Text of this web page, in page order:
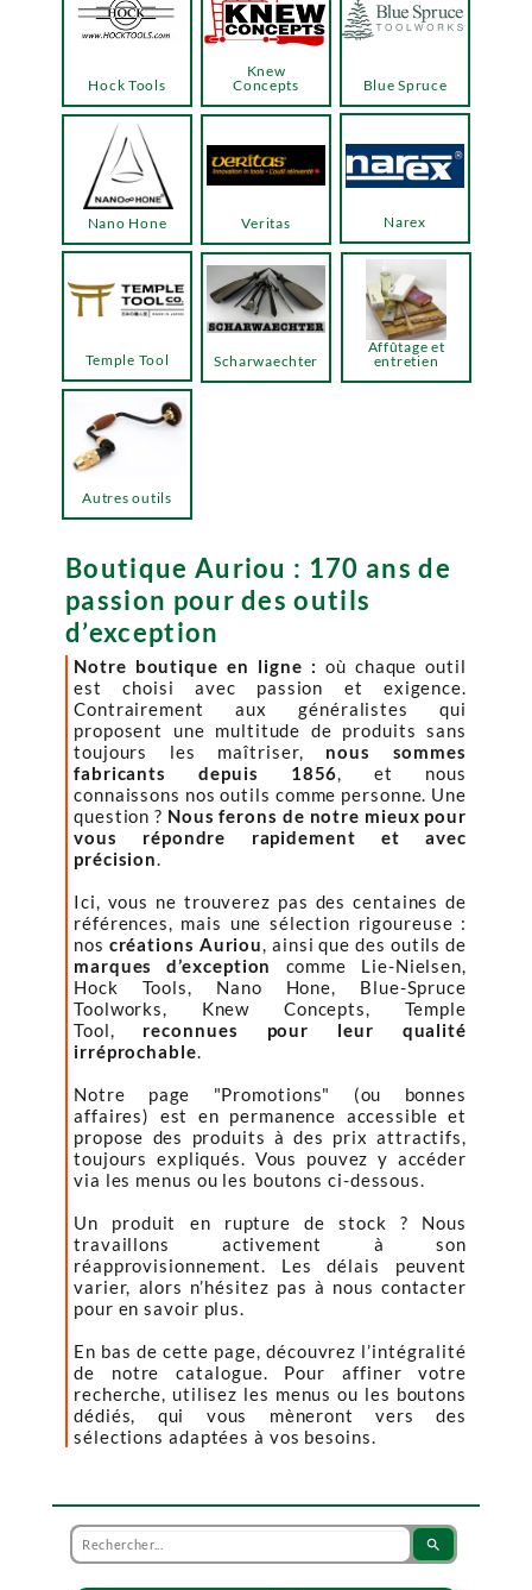
Boutique Auriou : 170 ans de
passion pour des outils
d’exception
Notre boutique en ligne : où chaque outil
est choisi avec passion et exigence.
Contrairement aux généralistes qui
proposent une multitude de produits sans
toujours les maîtriser, nous sommes
fabricants depuis 1856, et nous
connaissons nos outils comme personne. Une
question ? Nous ferons de notre mieux pour
vous répondre rapidement et avec
précision.
Ici, vous ne trouverez pas des centaines de
références, mais une sélection rigoureuse :
nos créations Auriou, ainsi que des outils de
marques d’exception
comme Lie-Nielsen,
Hock Tools, Nano Hone, Blue-Spruce
Toolworks, Knew Concepts, Temple
Tool, reconnues pour leur qualité
irréprochable.
Notre page "Promotions" (ou bonnes
affaires) est en permanence accessible et
propose des produits à des prix attractifs,
toujours expliqués. Vous pouvez y accéder
via les menus ou les boutons ci-dessous.
Un produit en rupture de stock ? Nous
travaillons activement à son
réapprovisionnement. Les délais peuvent
varier, alors n’hésitez pas à nous contacter
pour en savoir plus.
En bas de cette page, découvrez l’intégralité
de notre catalogue. Pour affiner votre
recherche, utilisez les menus ou les boutons
dédiés, qui vous mèneront vers des
sélections adaptées à vos besoins.
Hock Tools
Knew
Concepts
Temple Tool
Blue Spruce
Narex
Veritas
Nano Hone
Autres outils
Scharwaechter
Affûtage et
entretien
search